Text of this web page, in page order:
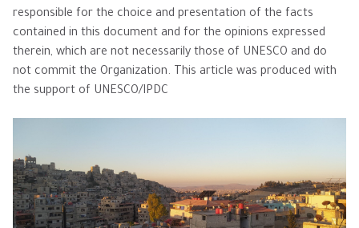
responsible for the choice and presentation of the facts
contained in this document and for the opinions expressed
therein, which are not necessarily those of UNESCO and do
not commit the Organization. This article was produced with
the support of UNESCO/IPDC